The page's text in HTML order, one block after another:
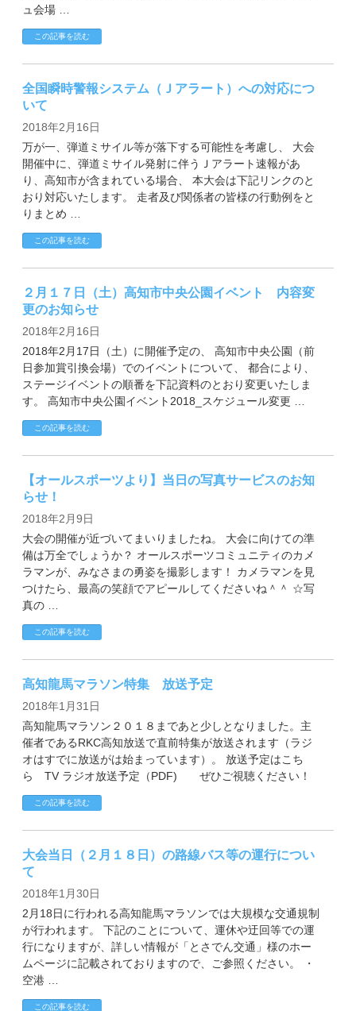
ュ会場 …
この記事を読む
全国瞬時警報システム（Ｊアラート）への対応につ
いて
2018年2月16日
万が一、弾道ミサイル等が落下する可能性を考慮し、 大会
開催中に、弾道ミサイル発射に伴うＪアラート速報があ
り、高知市が含まれている場合、 本大会は下記リンクのと
おり対応いたします。 走者及び関係者の皆様の行動例をと
りまとめ …
この記事を読む
２月１７日（土）高知市中央公園イベント 内容変
更のお知らせ
2018年2月16日
2018年2月17日（土）に開催予定の、 高知市中央公園（前
日参加賞引換会場）でのイベントについて、 都合により、
ステージイベントの順番を下記資料のとおり変更いたしま
す。 高知市中央公園イベント2018_スケジュール変更 …
この記事を読む
【オールスポーツより】当日の写真サービスのお知
らせ！
2018年2月9日
大会の開催が近づいてまいりましたね。 大会に向けての準
備は万全でしょうか？ オールスポーツコミュニティのカメ
ラマンが、みなさまの勇姿を撮影します！ カメラマンを見
つけたら、最高の笑顔でアピールしてくださいね＾＾ ☆写
真の …
この記事を読む
高知龍馬マラソン特集 放送予定
2018年1月31日
高知龍馬マラソン２０１８まであと少しとなりました。主
催者であるRKC高知放送で直前特集が放送されます（ラジ
オはすでに放送がは始まっています）。 放送予定はこち
ら TV ラジオ放送予定（PDF) ぜひご視聴ください！
この記事を読む
大会当日（２月１８日）の路線バス等の運行につい
て
2018年1月30日
2月18日に行われる高知龍馬マラソンでは大規模な交通規制
が行われます。 下記のことについて、運休や迂回等での運
行になりますが、詳しい情報が「とさでん交通」様のホー
ムページに記載されておりますので、ご参照ください。 ・
空港 …
この記事を読む